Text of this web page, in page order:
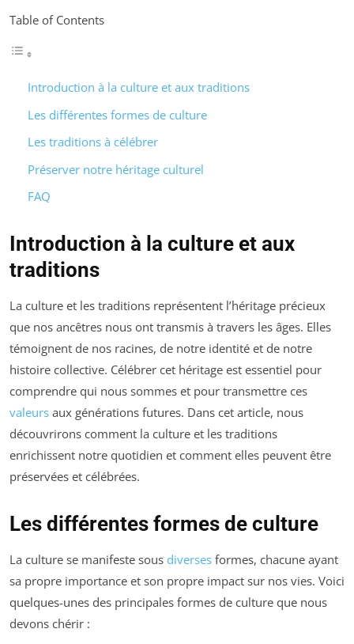
Table of Contents
Introduction à la culture et aux traditions
Les différentes formes de culture
Les traditions à célébrer
Préserver notre héritage culturel
FAQ
Introduction à la culture et aux
traditions
La culture et les traditions représentent l’héritage précieux
que nos ancêtres nous ont transmis à travers les âges. Elles
témoignent de nos racines, de notre identité et de notre
histoire collective. Célébrer cet héritage est essentiel pour
comprendre qui nous sommes et pour transmettre ces
valeurs aux générations futures. Dans cet article, nous
découvrirons comment la culture et les traditions
enrichissent notre quotidien et comment elles peuvent être
préservées et célébrées.
Les différentes formes de culture
La culture se manifeste sous diverses formes, chacune ayant
sa propre importance et son propre impact sur nos vies. Voici
quelques-unes des principales formes de culture que nous
devons chérir :